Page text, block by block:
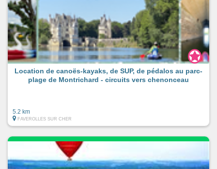
Location de canoës-kayaks, de SUP, de pédalos au parc-
plage de Montrichard - circuits vers chenonceau
5.2 km
FAVEROLLES SUR CHER